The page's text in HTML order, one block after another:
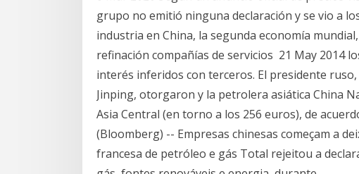
grupo no emitió ninguna declaración y se vio a
industria en China, la segunda economía
refinación compañías de servicios 21 May 2014
interés inferidos con terceros. El presidente
Jinping, otorgaron y la petrolera asiática China
Asia Central (en torno a los 256 euros), de
(Bloomberg) -- Empresas chinesas começam a
francesa de petróleo e gás Total rejeitou a